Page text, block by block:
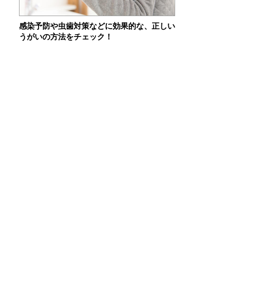
感染予防や虫歯対策などに効果的な、正しい
うがいの方法をチェック！